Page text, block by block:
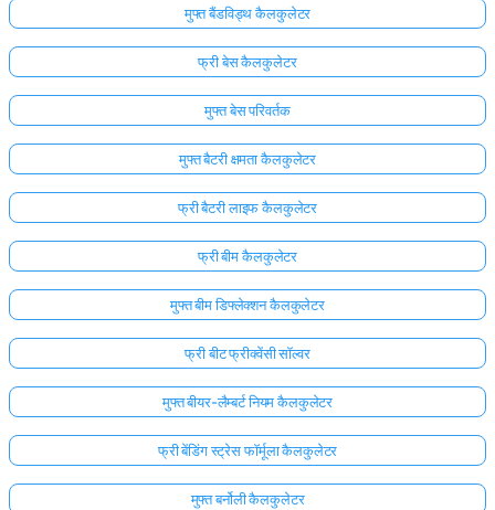
मुफ्त बैंडविड्थ कैलकुलेटर
फ्री बेस कैलकुलेटर
मुफ्त बेस परिवर्तक
मुफ्त बैटरी क्षमता कैलकुलेटर
फ्री बैटरी लाइफ कैलकुलेटर
फ्री बीम कैलकुलेटर
मुफ्त बीम डिफ्लेक्शन कैलकुलेटर
फ्री बीट फ्रीक्वेंसी सॉल्वर
मुफ्त बीयर-लैम्बर्ट नियम कैलकुलेटर
फ्री बेंडिंग स्ट्रेस फॉर्मूला कैलकुलेटर
मुफ्त बर्नोली कैलकुलेटर